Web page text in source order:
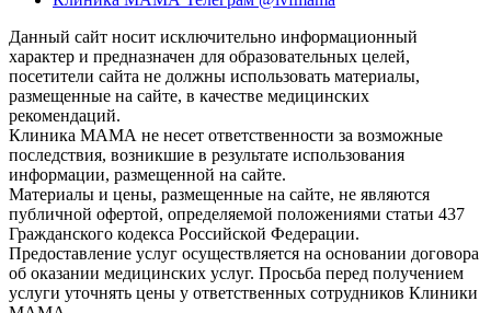
Данный сайт носит исключительно информационный
характер и предназначен для образовательных целей,
посетители сайта не должны использовать материалы,
размещенные на сайте, в качестве медицинских
рекомендаций.
Клиника МАМА не несет ответственности за возможные
последствия, возникшие в результате использования
информации, размещенной на сайте.
Материалы и цены, размещенные на сайте, не являются
публичной офертой, определяемой положениями статьи 437
Гражданского кодекса Российской Федерации.
Предоставление услуг осуществляется на основании договора
об оказании медицинских услуг. Просьба перед получением
услуги уточнять цены у ответственных сотрудников Клиники